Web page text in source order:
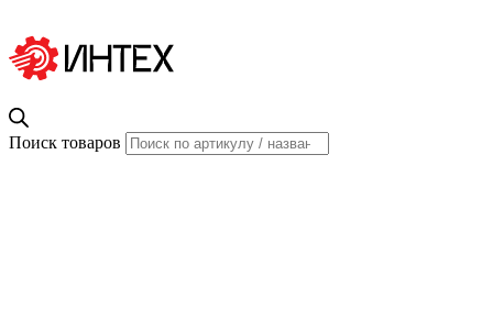
Поиск товаров